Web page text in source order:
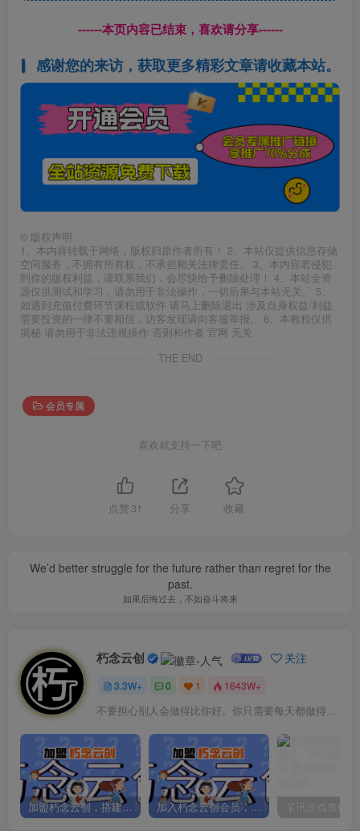
------本页内容已结束，喜欢请分享------
感谢您的来访，获取更多精彩文章请收藏本站。
© 版权声明
1、本内容转载于网络，版权归原作者所有！ 2、本站仅提供信息存储
空间服务，不拥有所有权，不承担相关法律责任。 3、本内容若侵犯
到你的版权利益，请联系我们，会尽快给予删除处理！ 4、本站全资
源仅供测试和学习，请勿用于非法操作，一切后果与本站无关。 5、
如遇到充值付费环节课程或软件 请马上删除退出 涉及自身权益/利益
需要投资的一律不要相信，访客发现请向客服举报。 6、本教程仅供
揭秘 请勿用于非法违规操作 否则和作者 官网 无关
THE END
会员专属
喜欢就支持一下吧
点赞 31 分享 收藏
We’d better struggle for the future rather than regret for the
past.
如果后悔过去，不如奋斗将来
朽念云创 关注
3.3W+ 0 1 1643W+
不要担心别人会做得比你好。你只需要每天都做得比前一天好就可以了
加盟朽念云创，搭建同款项目资源站，实现日入2000+ 加入朽念云创会员，全站资源免费学习。